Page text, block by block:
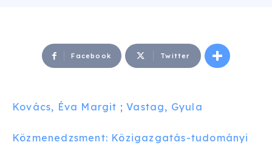
Facebook Twitter
Kovács, Éva Margit ;Vastag, Gyula
Közmenedzsment: Közigazgatás-tudományi